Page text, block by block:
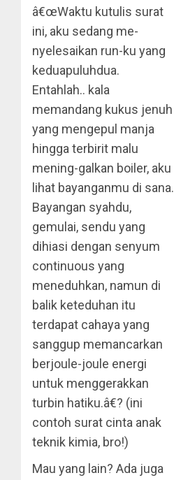
â€œWaktu kutulis surat
ini, aku sedang me-
nyelesaikan run-ku yang
keduapuluhdua.
Entahlah.. kala
memandang kukus jenuh
yang mengepul manja
hingga terbirit malu
mening-galkan boiler, aku
lihat bayanganmu di sana.
Bayangan syahdu,
gemulai, sendu yang
dihiasi dengan senyum
continuous yang
meneduhkan, namun di
balik keteduhan itu
terdapat cahaya yang
sanggup memancarkan
berjoule-joule energi
untuk menggerakkan
turbin hatiku.â€? (ini
contoh surat cinta anak
teknik kimia, bro!)
Mau yang lain? Ada juga